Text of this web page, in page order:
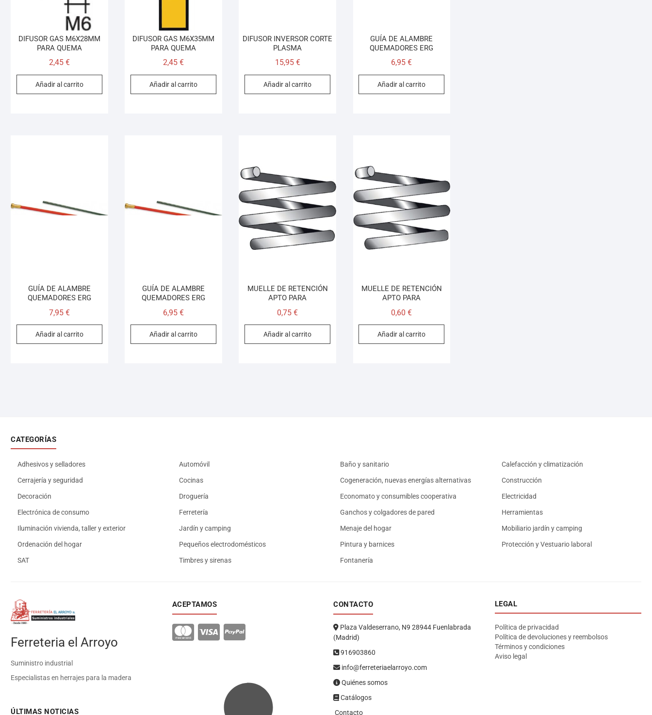
DIFUSOR GAS M6X28MM
PARA QUEMA
2,45 €
Añadir al carrito
DIFUSOR GAS M6X35MM
PARA QUEMA
2,45€
Añadir al carrito
DIFUSOR INVERSOR CORTE
PLASMA
15,95 €
Añadir al carrito
GUÍA DE ALAMBRE
QUEMADORES ERG
6,95€
Añadir al carrito
GUÍA DE ALAMBRE
QUEMADORES ERG
7,95 €
Añadir al carrito
GUÍA DE ALAMBRE
QUEMADORES ERG
6,95€
Añadir al carrito
MUELLE DE RETENCIÓN
APTO PARA
0,75€
Añadir al carrito
MUELLE DE RETENCIÓN
APTO PARA
0,60€
Añadir al carrito
CATEGORÍAS
Adhesivos y selladores Automóvil Baño y sanitario Calefacción y climatización
Cerrajería y seguridad Cocinas Cogeneración, nuevas energías alternativas Construcción
Decoración Droguería Economato y consumibles cooperativa Electricidad
Electrónica de consumo Ferretería Ganchos y colgadores de pared Herramientas
Iluminación vivienda, taller y exterior Jardín y camping Menaje del hogar Mobiliario jardín y camping
Ordenación del hogar Pequeños electrodomésticos Pintura y barnices Protección y Vestuario laboral
SAT Timbres y sirenas Fontanería
Ferreteria el Arroyo
Suministro industrial
Especialistas en herrajes para la madera
ÚLTIMAS NOTICIAS
ACEPTAMOS CONTACTO
Plaza Valdeserrano, N9 28944 Fuenlabrada
(Madrid)
916903860
info@ferreteriaelarroyo.com
Quiénes somos
Catálogos
Contacto
LEGAL
Política de privacidad
Política de devoluciones y reembolsos
Términos y condiciones
Aviso legal
Asesor El Arroyo
En línea · responde en segundos
WhatsApp